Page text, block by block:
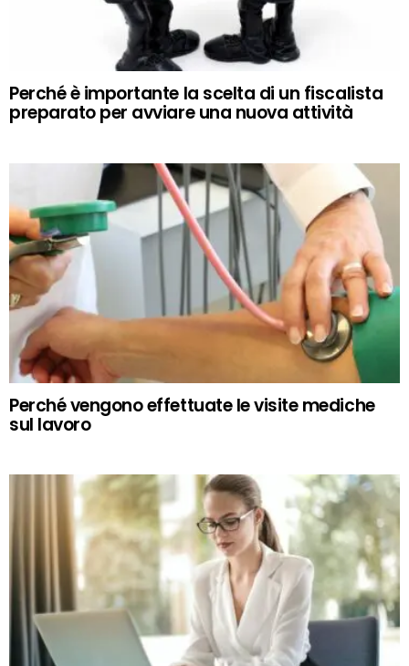
Perché è importante la scelta di un fiscalista
preparato per avviare una nuova attività
Perché vengono effettuate le visite mediche
sul lavoro